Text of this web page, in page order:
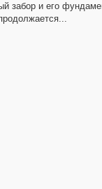
забор и его